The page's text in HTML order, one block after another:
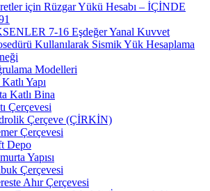
için Rüzgar Yükü Hesabı – İÇİNDE
7-16 Eşdeğer Yanal Kuvvet
Kullanılarak Sismik Yük Hesaplama
Modelleri
Yapı
Katlı Bina
Çerçevesi
Çerçeve (ÇİRKİN)
Çerçevesi
Depo
Yapısı
Çerçevesi
Ahır Çerçevesi